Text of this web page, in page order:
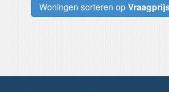
Woningen sorteren op